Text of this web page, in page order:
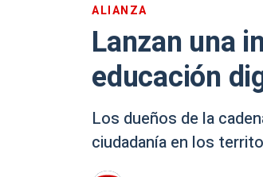
ALIANZA
Lanzan una
educación
Los dueños de la
ciudadanía en los